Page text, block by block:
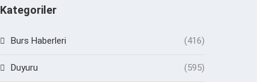
Kategoriler
Burs Haberleri (416)
Duyuru (595)